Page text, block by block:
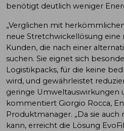
benötigt deutlich weniger
„Verglichen mit
neue Stretchwickellösung eine
Kunden, die nach einer
suchen. Sie eignet sich
Logistikpacks, für die keine
wird, und gewährleistet
geringe Umweltauswirkungen
kommentiert Giorgio Rocca,
Produktmanager. „Da sie
kann, erreicht die Lösung